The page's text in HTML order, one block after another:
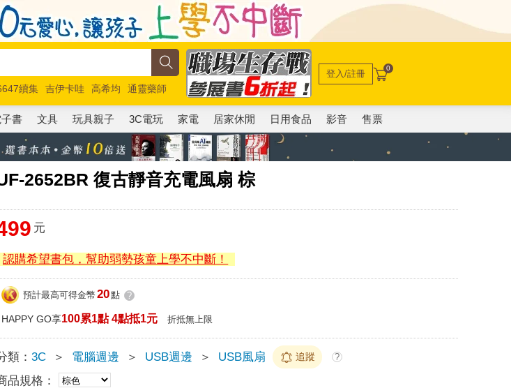
續集 吉伊卡哇 高希均
通靈藥師
動員5 超慢跑
登入/註冊 0
書 文具 玩具親子 3C電玩 家電 居家休閒 日用食品 影音 售票
2652BR 復古靜音充電風扇 棕
元
認購希望書包，幫助弱勢孩童上學不中斷！
預計最高可得金幣 20點 ?
HAPPY GO享100累1點 4點抵1元 折抵無上限
類：3C ＞ 電腦週邊 ＞ USB週邊 ＞ USB風扇 追蹤 ?
品規格：